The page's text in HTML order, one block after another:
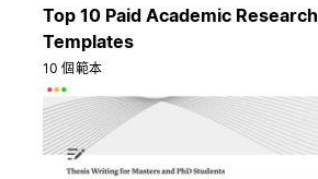
Top 10 Paid Academic Research
Templates
10 個範本